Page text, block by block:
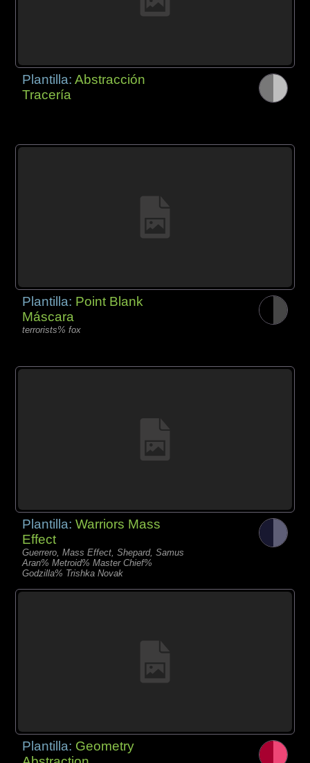
Plantilla:Abstracción
Tracería
Plantilla: Point Blank
Máscara
terrorists% fox
Plantilla:Warriors Mass
Effect
Guerrero, Mass Effect, Shepard, Samus
Aran% Metroid% Master Chief%
Godzilla% Trishka Novak
Plantilla: Geometry